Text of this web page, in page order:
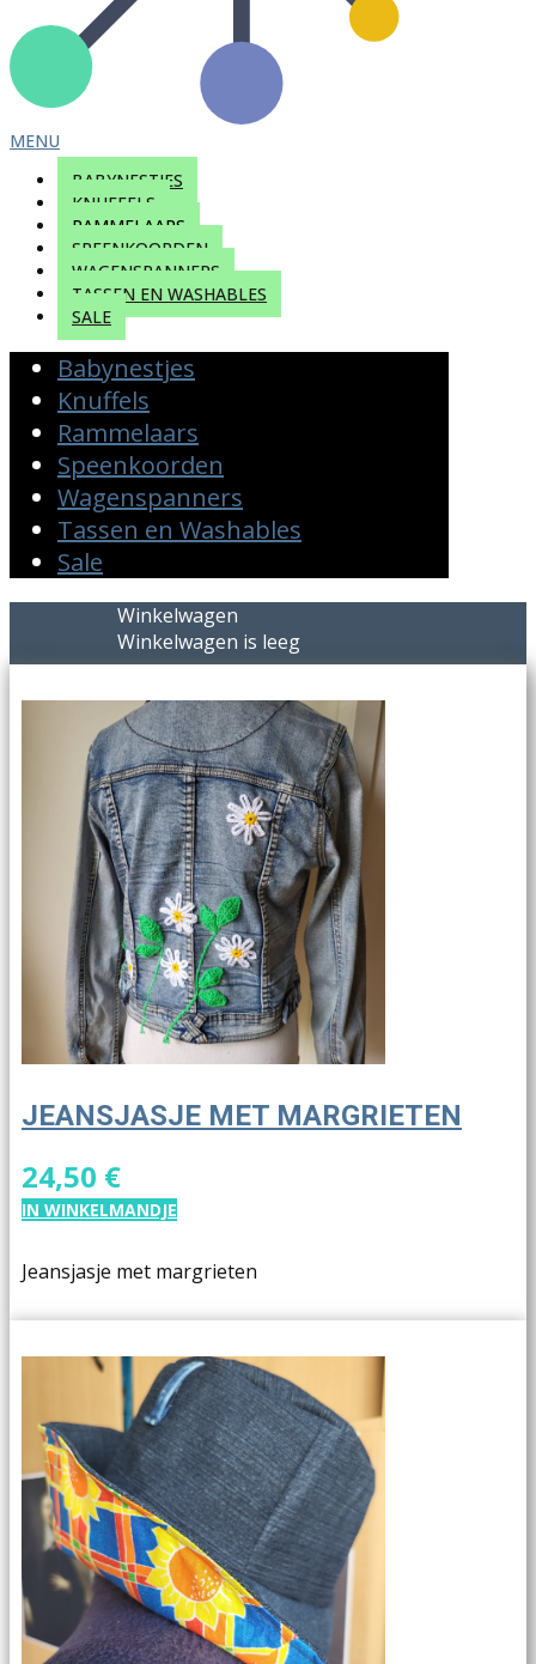
MENU
BABYNESTJES
KNUFFELS
RAMMELAARS
SPEENKOORDEN
WAGENSPANNERS
TASSEN EN WASHABLES
SALE
Babynestjes
Knuffels
Rammelaars
Speenkoorden
Wagenspanners
Tassen en Washables
Sale
Winkelwagen
Winkelwagen is leeg
JEANSJASJE MET MARGRIETEN
24,50 €
IN WINKELMANDJE
Jeansjasje met margrieten